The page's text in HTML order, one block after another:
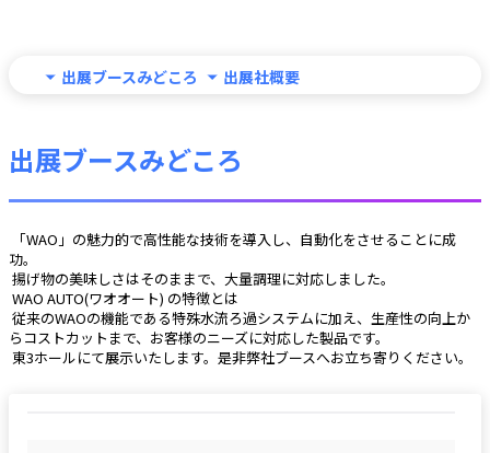
出展ブースみどころ 出展社概要
出展ブースみどころ
功。
揚げ物の美味しさはそのままで、大量調理に対応しました。
WAO AUTO(ワオオート) の特徴とは
らコストカットまで、お客様のニーズに対応した製品です。
東3ホールにて展示いたします。是非弊社ブースへお立ち寄りください。